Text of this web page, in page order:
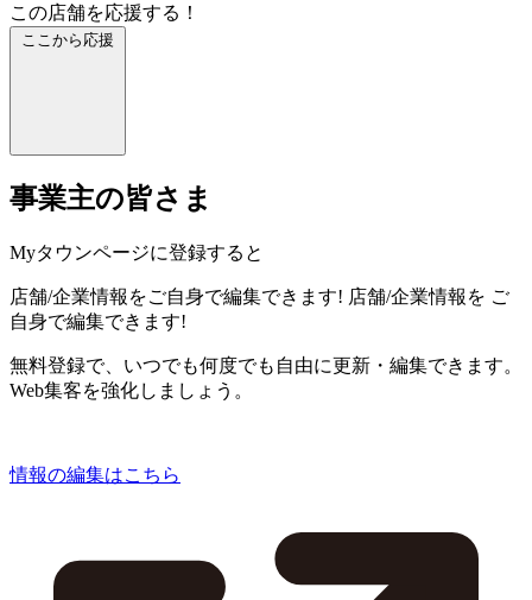
この店舗を応援する！
ここから応援
事業主の皆さま
Myタウンページに登録すると
店舗/企業情報をご自身で編集できます! 店舗/企業情報を ご
自身で編集できます!
無料登録で、いつでも何度でも自由に更新・編集できます。
Web集客を強化しましょう。
情報の編集はこちら